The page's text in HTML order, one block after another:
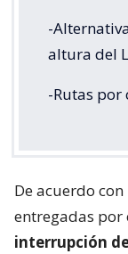
-
altura del
-Rutas por
De acuerdo
entregadas
interrupción